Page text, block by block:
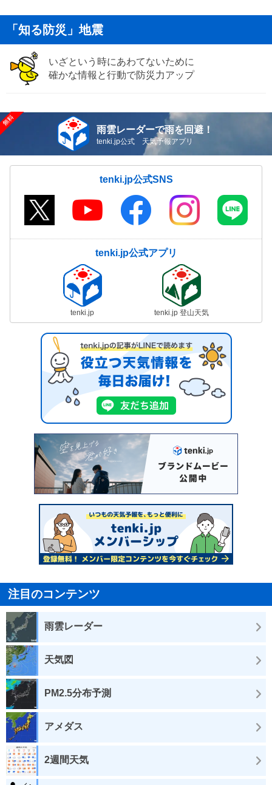
「知る防災」地震
いざという時にあわてないために
確かな情報と行動で防災力アップ
雨雲レーダーで雨を回避！
tenki.jp公式 天気予報アプリ
tenki.jp公式SNS
tenki.jp公式アプリ
tenki.jp tenki.jp 登山天気
注目のコンテンツ
雨雲レーダー
天気図
PM2.5分布予測
アメダス
2週間天気